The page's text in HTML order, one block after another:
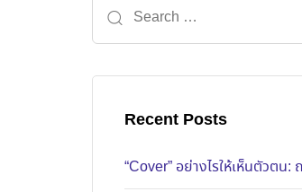
Recent Posts
“Cover” อย่างไรให้เห็นตัวต